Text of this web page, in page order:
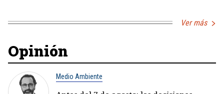
Ver más
Opinión
Medio Ambiente